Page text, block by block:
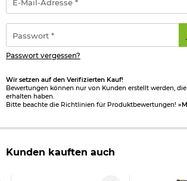
Mail-
Adresse
*
Passwort vergessen?
Wir setzen auf den Verifizierten Kauf!
Bewertungen können nur von Kunden erstellt werden,
erhalten haben.
Bitte beachte die Richtlinien für Produktbewertungen!
Kunden kauften auch